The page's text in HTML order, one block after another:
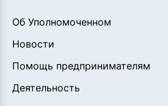
Об Уполномоченном
Новости
Помощь предпринимателям
Деятельность